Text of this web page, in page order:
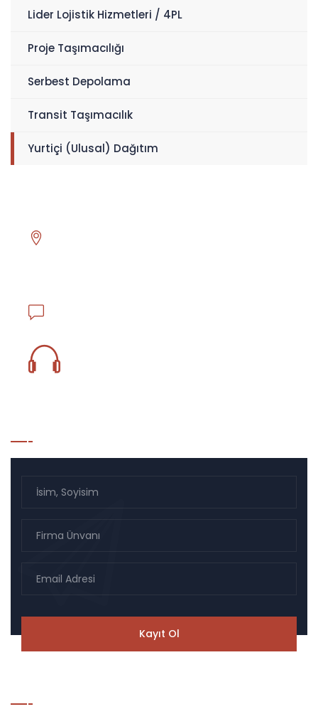
Lider Lojistik Hizmetleri / 4PL
Proje Taşımacılığı
Serbest Depolama
Transit Taşımacılık
Yurtiçi (Ulusal) Dağıtım